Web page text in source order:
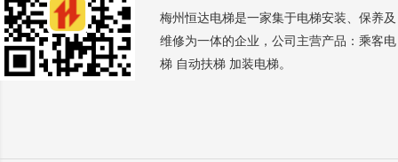
梅州恒达电梯是一家集于电梯安装、保养及
维修为一体的企业，公司主营产品：乘客电
梯 自动扶梯 加装电梯。